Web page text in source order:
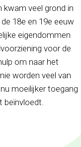
kwam veel grond in
18e en 19e eeuw
eigendommen
voor de
om naar het
worden veel van
moeilijker toegang